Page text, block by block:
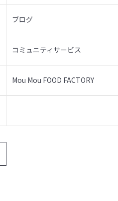
ブログ
コミュニティサービス
Mou Mou FOOD FACTORY